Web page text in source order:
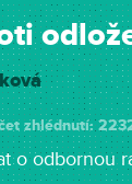
zhlédnutí:
o odbornou